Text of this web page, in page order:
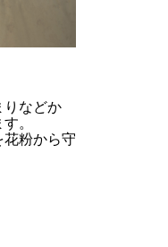
りなどか
。
粉から守